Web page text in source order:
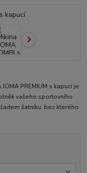
PREMIUM s kapucí je
vašeho sportovního
šatníku, bez kterého